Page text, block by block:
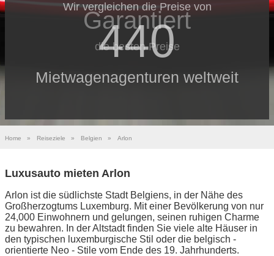
Wir vergleichen die Preise von
440
Mietwagenagenturen weltweit
Garantiert
die besten Preise
Home » Reiseziele » Belgien » Arlon
Luxusauto mieten Arlon
Arlon ist die südlichste Stadt Belgiens, in der Nähe des
Großherzogtums Luxemburg. Mit einer Bevölkerung von nur
24,000 Einwohnern und gelungen, seinen ruhigen Charme
zu bewahren. In der Altstadt finden Sie viele alte Häuser in
den typischen luxemburgische Stil oder die belgisch -
orientierte Neo - Stile vom Ende des 19. Jahrhunderts.